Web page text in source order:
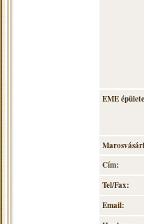
EME
Cím:
Tel/Fax:
Email: